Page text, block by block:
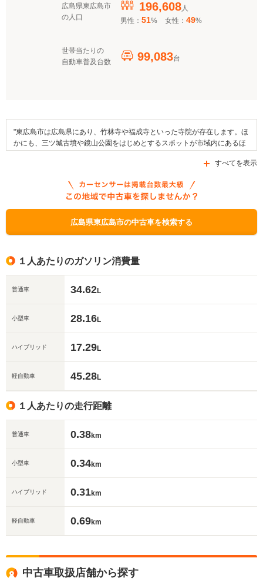
広島県東広島市
の人口
196,608人
男性： 51% 女性： 49%
世帯当たりの
自動車普及台数
99,083台
"東広島市は広島県にあり、竹林寺や福成寺といった寺院が存在します。ほ
かにも、三ツ城古墳や鏡山公園をはじめとするスポットが市域内にあるほ
す。そして、樽せんべいなどや黒瀬牛などが地域の名産品として挙げられ
大会、安芸津かきまつりなどが例年行われています。交通面では、国道2
号線や国道375号線、県道332号線などの道路を利用することが可能である
ほか、西日本旅客鉄道・山陽本線がエリア内に乗り入れています。なお、
この市においては「次世代自動車充電インフラ整備促進事業」、「クリー
すべてを表示
広島県東広島市の中古車を検索する
１人あたりのガソリン消費量
普通車 34.62L
小型車 28.16L
ハイブリッド 17.29L
軽自動車 45.28L
１人あたりの走行距離
普通車 0.38km
小型車 0.34km
ハイブリッド 0.31km
軽自動車 0.69km
中古車取扱店舗から探す